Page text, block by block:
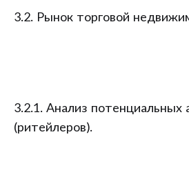
3.2. Рынок торговой
3.2.1. Анализ потенциальных
(ритейлеров).